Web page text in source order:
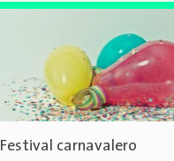
Festival carnavalero